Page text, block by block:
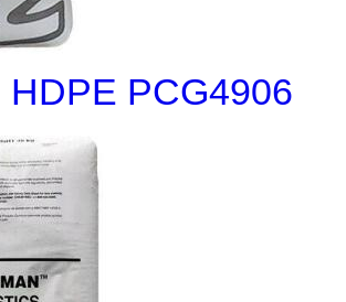
HDPE PCG4906